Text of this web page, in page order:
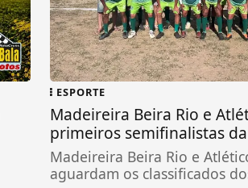
ESPORTE
Madeireira Beira Rio e
primeiros semifinalistas
Madeireira Beira Rio e
aguardam os classificados